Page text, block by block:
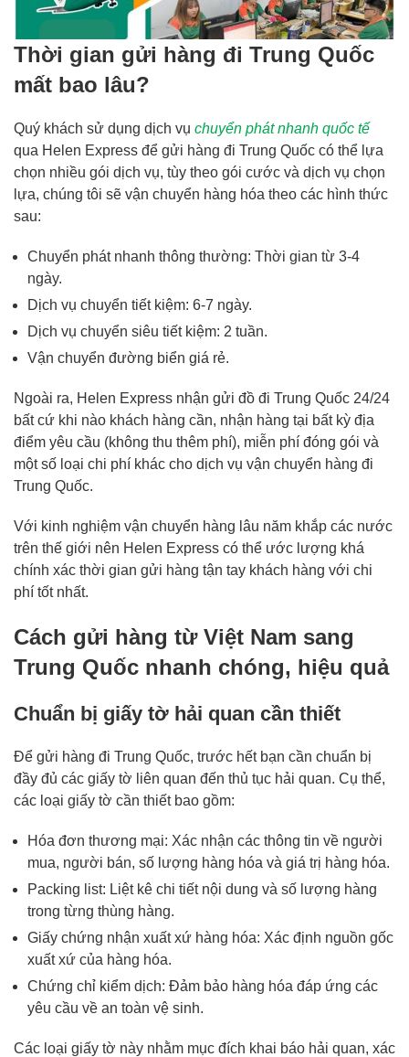
Thời gian gửi hàng đi Trung Quốc
mất bao lâu?
Quý khách sử dụng dịch vụ chuyển phát nhanh quốc tế
qua Helen Express để gửi hàng đi Trung Quốc có thể lựa
chọn nhiều gói dịch vụ, tùy theo gói cước và dịch vụ chọn
lựa, chúng tôi sẽ vận chuyển hàng hóa theo các hình thức
sau:
Chuyển phát nhanh thông thường: Thời gian từ 3-4
ngày.
Dịch vụ chuyển tiết kiệm: 6-7 ngày.
Dịch vụ chuyển siêu tiết kiệm: 2 tuần.
Vận chuyển đường biển giá rẻ.
Ngoài ra, Helen Express nhận gửi đồ đi Trung Quốc 24/24
bất cứ khi nào khách hàng cần, nhận hàng tại bất kỳ địa
điểm yêu cầu (không thu thêm phí), miễn phí đóng gói và
một số loại chi phí khác cho dịch vụ vận chuyển hàng đi
Trung Quốc.
Với kinh nghiệm vận chuyển hàng lâu năm khắp các nước
trên thế giới nên Helen Express có thể ước lượng khá
chính xác thời gian gửi hàng tận tay khách hàng với chi
phí tốt nhất.
Cách gửi hàng từ Việt Nam sang
Trung Quốc nhanh chóng, hiệu quả
Chuẩn bị giấy tờ hải quan cần thiết
Để gửi hàng đi Trung Quốc, trước hết bạn cần chuẩn bị
đầy đủ các giấy tờ liên quan đến thủ tục hải quan. Cụ thể,
các loại giấy tờ cần thiết bao gồm:
Hóa đơn thương mại: Xác nhận các thông tin về người
mua, người bán, số lượng hàng hóa và giá trị hàng hóa.
Packing list: Liệt kê chi tiết nội dung và số lượng hàng
trong từng thùng hàng.
Giấy chứng nhận xuất xứ hàng hóa: Xác định nguồn gốc
xuất xứ của hàng hóa.
Chứng chỉ kiểm dịch: Đảm bảo hàng hóa đáp ứng các
yêu cầu về an toàn vệ sinh.
Các loại giấy tờ này nhằm mục đích khai báo hải quan, xác